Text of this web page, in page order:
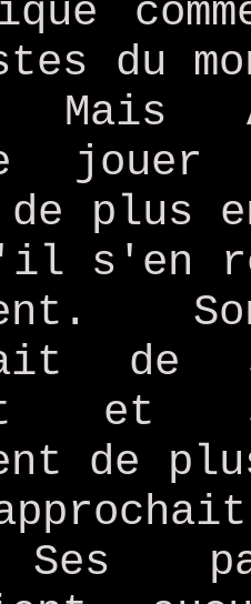
du
Mais
plus
s'en
de
et
de